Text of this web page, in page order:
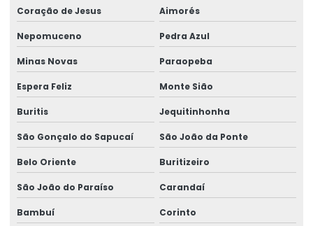
Coração de Jesus Aimorés
Nepomuceno Pedra Azul
Minas Novas Paraopeba
Espera Feliz Monte Sião
Buritis Jequitinhonha
São Gonçalo do Sapucaí São João da Ponte
Belo Oriente Buritizeiro
São João do Paraíso Carandaí
Bambuí Corinto